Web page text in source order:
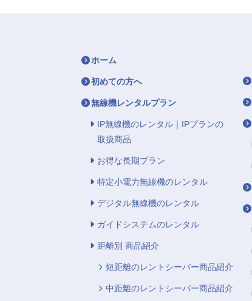
ホーム
初めての方へ
無線機レンタルプラン
IP無線機のレンタル｜IPプランの
取扱商品
お得な長期プラン
特定小電力無線機のレンタル
デジタル無線機のレンタル
ガイドシステムのレンタル
距離別 商品紹介
短距離のレントシーバー商品紹介
中距離のレントシーバー商品紹介